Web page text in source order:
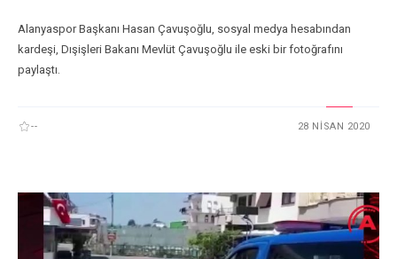
Alanyaspor Başkanı Hasan Çavuşoğlu, sosyal medya hesabından
kardeşi, Dışişleri Bakanı Mevlüt Çavuşoğlu ile eski bir fotoğrafını
paylaştı.
-- 28 NISAN 2020